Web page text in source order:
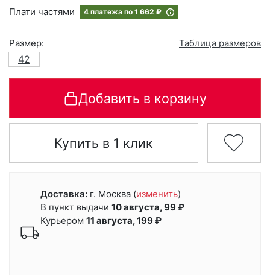
Плати частями
4 платежа по 1 662 ₽
Размер:
Таблица размеров
42
Добавить в корзину
Купить в 1 клик
Доставка: г. Москва (изменить)
В пункт выдачи 10 августа, 99 ₽
Курьером 11 августа, 199 ₽